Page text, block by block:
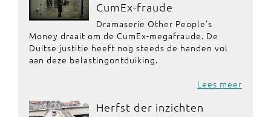
CumEx-fraude
Dramaserie Other People's
Money draait om de CumEx-megafraude. De
Duitse justitie heeft nog steeds de handen vol
aan deze belastingontduiking.
Lees meer
Herfst der inzichten